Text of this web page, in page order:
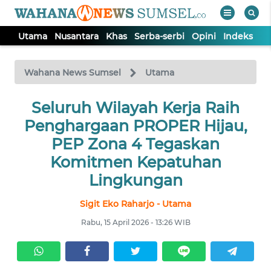
Utama Nusantara Khas Serba-serbi Opini Indeks
Wahana News Sumsel Utama
Seluruh Wilayah Kerja Raih
Penghargaan PROPER Hijau,
PEP Zona 4 Tegaskan
Komitmen Kepatuhan
Lingkungan
Sigit Eko Raharjo - Utama
Rabu, 15 April 2026 - 13:26 WIB
TV
Tutup
UTAMA
NUSANTARA
OPINI